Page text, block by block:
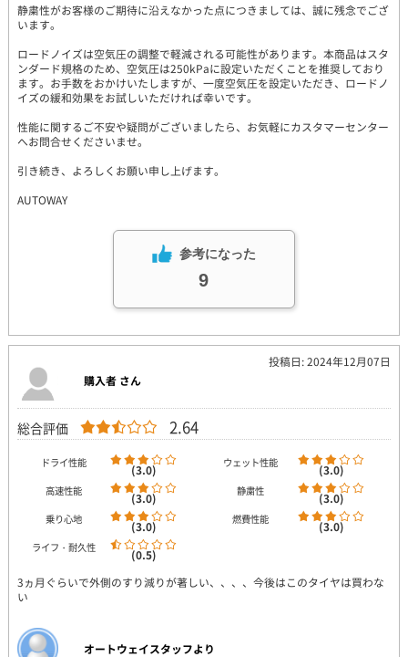
静粛性がお客様のご期待に沿えなかった点につきましては、誠に残念でござ
います。
ロードノイズは空気圧の調整で軽減される可能性があります。本商品はスタ
ンダード規格のため、空気圧は250kPaに設定いただくことを推奨しており
ます。お手数をおかけいたしますが、一度空気圧を設定いただき、ロードノ
イズの緩和効果をお試しいただければ幸いです。
性能に関するご不安や疑問がございましたら、お気軽にカスタマーセンター
へお問合せくださいませ。
引き続き、よろしくお願い申し上げます。
AUTOWAY
参考になった
9
投稿日: 2024年12月07日
購入者 さん
総合評価 2.64
ドライ性能 (3.0) ウェット性能 (3.0)
高速性能 (3.0) 静粛性 (3.0)
乗り心地 (3.0) 燃費性能 (3.0)
ライフ・耐久性
(0.5)
3ヵ月ぐらいで外側のすり減りが著しい、、、、今後はこのタイヤは買わな
い
オートウェイスタッフより